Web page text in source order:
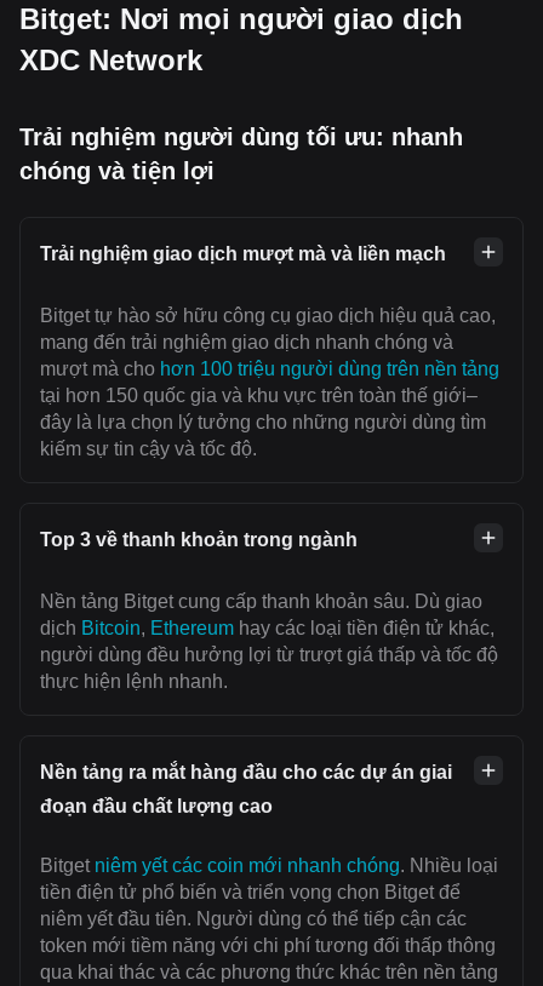
Bitget: Nơi mọi người giao dịch
XDC Network
Trải nghiệm người dùng tối ưu: nhanh
chóng và tiện lợi
Trải nghiệm giao dịch mượt mà và liền mạch
Bitget tự hào sở hữu công cụ giao dịch hiệu quả cao,
mang đến trải nghiệm giao dịch nhanh chóng và
mượt mà cho hơn 100 triệu người dùng trên nền tảng
tại hơn 150 quốc gia và khu vực trên toàn thế giới–
đây là lựa chọn lý tưởng cho những người dùng tìm
kiếm sự tin cậy và tốc độ.
Top 3 về thanh khoản trong ngành
Nền tảng Bitget cung cấp thanh khoản sâu. Dù giao
dịch Bitcoin, Ethereum hay các loại tiền điện tử khác,
người dùng đều hưởng lợi từ trượt giá thấp và tốc độ
thực hiện lệnh nhanh.
Nền tảng ra mắt hàng đầu cho các dự án giai
đoạn đầu chất lượng cao
Bitget niêm yết các coin mới nhanh chóng. Nhiều loại
tiền điện tử phổ biến và triển vọng chọn Bitget để
niêm yết đầu tiên. Người dùng có thể tiếp cận các
token mới tiềm năng với chi phí tương đối thấp thông
qua khai thác và các phương thức khác trên nền tảng